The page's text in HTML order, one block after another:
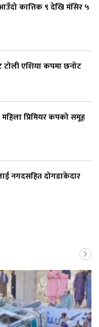
कात्तिक ९ देखि मंसिर ५
टोली एशिया कपमा छनोट
प्रिमियर कपको समूह
नगदसहित दोगडाकेदार